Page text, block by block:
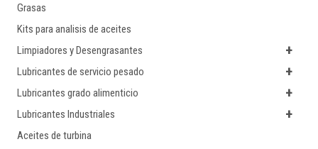
Grasas
Kits para analisis de aceites
+
Limpiadores y Desengrasantes
+
Lubricantes de servicio pesado
+
Lubricantes grado alimenticio
+
Lubricantes Industriales
Aceites de turbina